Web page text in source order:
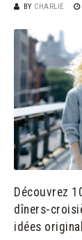
BY CHARLIE
Découvrez
dîners-
idées